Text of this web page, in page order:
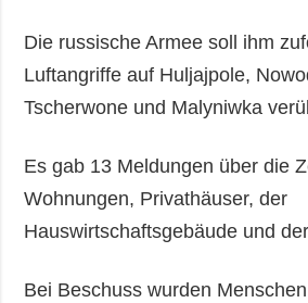
Die russische Armee soll ihm
Luftangriffe auf Huljajpole,
Tscherwone und Malyniwka
Es gab 13 Meldungen über die
Wohnungen, Privathäuser, der
Hauswirtschaftsgebäude und
Bei Beschuss wurden